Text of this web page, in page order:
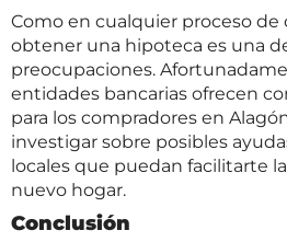
Como en cualquier proceso de
obtener una hipoteca es una
preocupaciones.
entidades bancarias ofrecen
para los compradores en
investigar sobre posibles
locales que puedan facilitarte
nuevo hogar.
Conclusión